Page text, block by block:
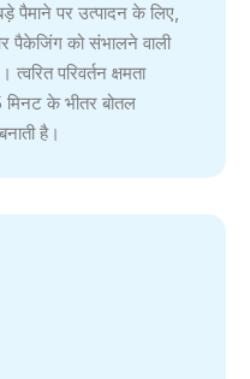
पैमाने पर उत्पादन के लिए,
पैकेजिंग को संभालने वाली
परिवर्तन क्षमता
मिनट के भीतर बोतल
है।